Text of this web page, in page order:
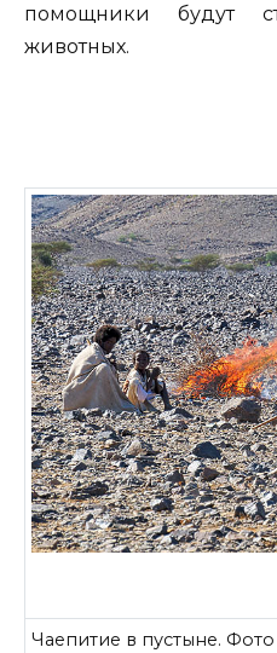
помощники будут
животных.
Чаепитие в пустыне. Фото